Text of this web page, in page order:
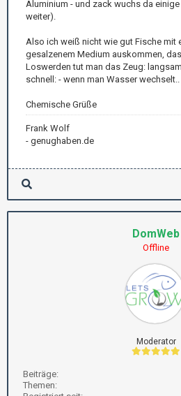
Aluminium - und zack wuchs da einige
weiter).
Also ich weiß nicht wie gut Fische mit
gesalzenem Medium auskommen,
Loswerden tut man das Zeug:
schnell: - wenn man Wasser wechselt..
Chemische Grüße
Frank Wolf
- genughaben.de
DomWeb
Offline
Moderator
Beiträge:
Themen: